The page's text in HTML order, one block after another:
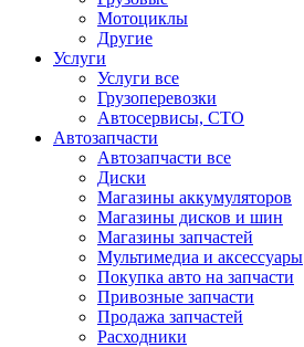
Мотоциклы
Другие
Услуги
Услуги все
Грузоперевозки
Автосервисы, СТО
Автозапчасти
Автозапчасти все
Диски
Магазины аккумуляторов
Магазины дисков и шин
Магазины запчастей
Мультимедиа и аксессуары
Покупка авто на запчасти
Привозные запчасти
Продажа запчастей
Расходники